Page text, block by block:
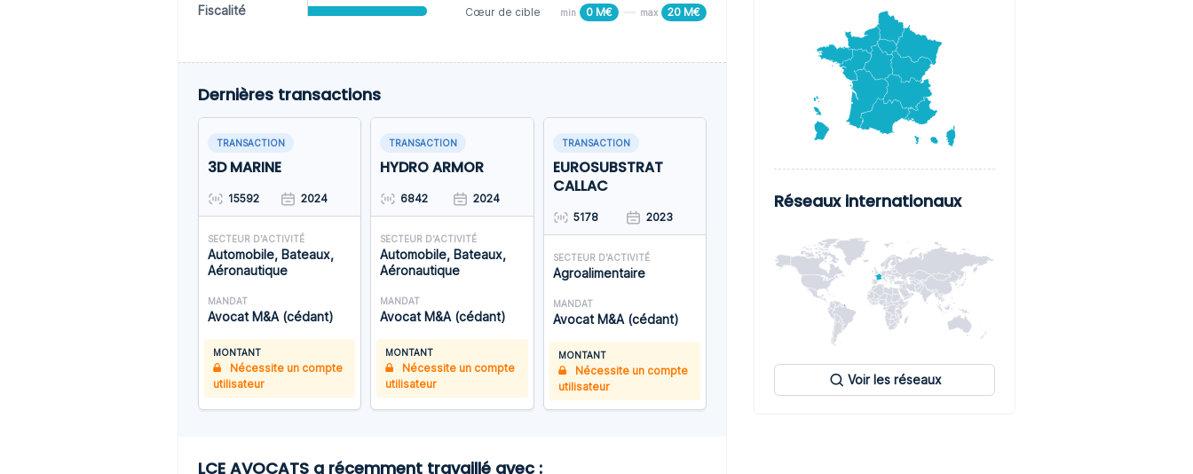
Fiscalité
Cœur de cible min 0 M€ max 20 M€
Dernières transactions
TRANSACTION
3D MARINE
15592 2024
SECTEUR D'ACTIVITÉ
Automobile, Bateaux,
Aéronautique
MANDAT
Avocat M&A (cédant)
MONTANT
Nécessite un compte
utilisateur
TRANSACTION
HYDRO ARMOR
6842 2024
SECTEUR D'ACTIVITÉ
Automobile, Bateaux,
Aéronautique
MANDAT
Avocat M&A (cédant)
MONTANT
Nécessite un compte
utilisateur
TRANSACTION
EUROSUBSTRAT
CALLAC
5178 2023
SECTEUR D'ACTIVITÉ
Agroalimentaire
MANDAT
Avocat M&A (cédant)
MONTANT
Nécessite un compte
utilisateur
LCE AVOCATS a récemment travaillé avec :
Réseaux internationaux
Voir les réseaux